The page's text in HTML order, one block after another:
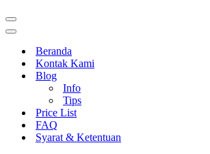
Navigation
Menu
Navigation
Beranda
Kontak Kami
Blog
Info
Tips
Price List
FAQ
Syarat & Ketentuan